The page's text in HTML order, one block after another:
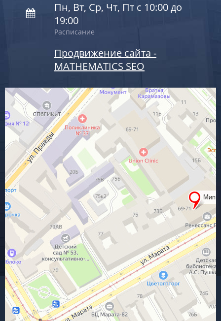
Пн, Вт, Ср, Чт, Пт с 10:00 до
19:00
Расписание
Продвижение сайта -
MATHEMATICS SEO